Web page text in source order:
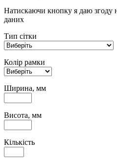
Натискаючи кнопку я даю згоду
даних
Тип сітки
Колір рамки
Ширина, мм
Висота, мм
Кількість